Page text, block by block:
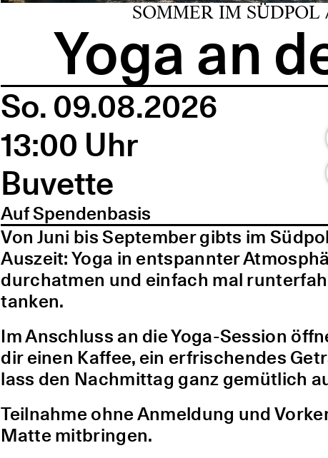
SOMMER IM
Yoga an
So. 09.08.2026
13:00 Uhr
Buvette
Auf Spendenbasis
Von Juni bis September gibts im
Auszeit: Yoga in entspannter
durchatmen und einfach mal
tanken.
Im Anschluss an die Yoga-Session
dir einen Kaffee, ein erfrischendes
lass den Nachmittag ganz gemütlich
Teilnahme ohne Anmeldung und
Matte mitbringen.